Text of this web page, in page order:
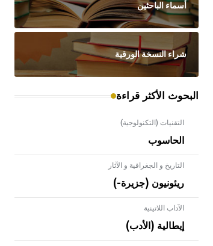
أسماء الباحثين
شراء النسخة الورقية
البحوث الأكثر قراءة
التقنيات (التكنولوجية)
الحاسوب
التاريخ و الجغرافية و الآثار
ريئونيون (جزيرة-)
الآداب اللاتينية
إيطالية (الأدب)